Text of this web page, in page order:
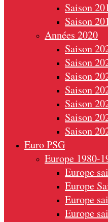
Saison
Saison
Années 2020
Saison
Saison
Saison
Saison
Saison
Saison
Saison
Euro PSG
Europe 1980-
Europe
Europe
Europe
Europe